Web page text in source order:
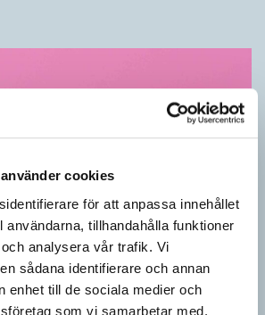
cookies
för att anpassa innehållet
användarna, tillhandahålla funktioner
analysera vår trafik. Vi
sådana identifierare och annan
enhet till de sociala medier och
som vi samarbetar med.
från SAOL? (Kviss